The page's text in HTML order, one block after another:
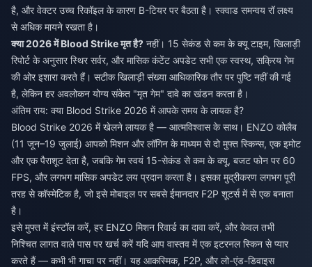
है, और वेक्टर उच्च रिकॉइल के कारण B-टियर पर बैठता है। स्क्वाड समन्वय रॉ लक्ष्य
से अधिक मायने रखता है।
क्या 2026 में Blood Strike मृत है? नहीं। 15 सेकंड से कम के क्यू टाइम, खिलाड़ी
रिपोर्ट के अनुसार स्थिर सर्वर, और मासिक कंटेंट अपडेट सभी एक स्वस्थ, सक्रिय गेम
की ओर इशारा करते हैं। सटीक खिलाड़ी संख्या आधिकारिक तौर पर पुष्टि नहीं की गई
है, लेकिन हर अवलोकन योग्य संकेत "मृत गेम" दावे का खंडन करता है।
अंतिम राय: क्या Blood Strike 2026 में आपके समय के लायक है?
Blood Strike 2026 में खेलने लायक है — आत्मविश्वास के साथ। ENZO कोलैब
(11 जून–19 जुलाई) आपको मिशन और लॉगिन के माध्यम से दो मुफ्त स्किन्स, एक इमोट
और एक पैराशूट देता है, जबकि गेम स्वयं 15-सेकंड से कम के क्यू, बजट फोन पर 60
FPS, और लगभग मासिक अपडेट लय प्रदान करता है। इसका मुद्रीकरण लगभग पूरी
तरह से कॉस्मेटिक है, जो इसे मोबाइल पर सबसे ईमानदार F2P शूटर्स में से एक बनाता
है।
इसे मुफ्त में इंस्टॉल करें, हर ENZO मिशन रिवार्ड का दावा करें, और केवल तभी
निश्चित लागत वाले पास पर खर्च करें यदि आप वास्तव में एक इटरनल स्किन से प्यार
करते हैं — कभी भी गाचा पर नहीं। यह आकस्मिक, F2P, और लो-एंड-डिवाइस